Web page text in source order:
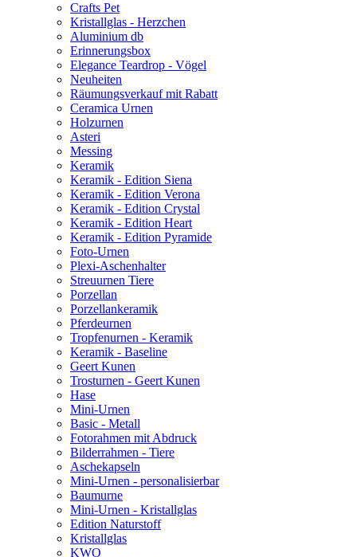
Crafts Pet
Kristallglas - Herzchen
Aluminium db
Erinnerungsbox
Elegance Teardrop - Vögel
Neuheiten
Räumungsverkauf mit Rabatt
Ceramica Urnen
Holzurnen
Asteri
Messing
Keramik
Keramik - Edition Siena
Keramik - Edition Verona
Keramik - Edition Crystal
Keramik - Edition Heart
Keramik - Edition Pyramide
Foto-Urnen
Plexi-Aschenhalter
Streuurnen Tiere
Porzellan
Porzellankeramik
Pferdeurnen
Tropfenurnen - Keramik
Keramik - Baseline
Geert Kunen
Trosturnen - Geert Kunen
Hase
Mini-Urnen
Basic - Metall
Fotorahmen mit Abdruck
Bilderrahmen - Tiere
Aschekapseln
Mini-Urnen - personalisierbar
Baumurne
Mini-Urnen - Kristallglas
Edition Naturstoff
Kristallglas
KWO